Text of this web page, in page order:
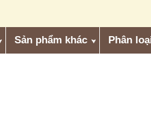
Sản phẩm khác Phân